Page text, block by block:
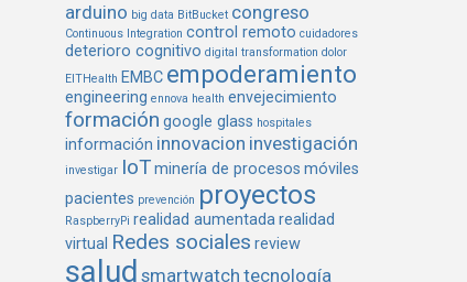
arduino big data BitBucket congreso
Continuous Integration control remoto cuidadores
deterioro cognitivo digital transformation dolor
EITHealth EMBC empoderamiento
engineering ennova health envejecimiento
formación google glass hospitales
información innovacion investigación
investigar IoTminería de procesos móviles
pacientes prevención proyectos
RaspberryPi realidad aumentadarealidad
virtual Redes sociales review
salud smartwatch tecnología